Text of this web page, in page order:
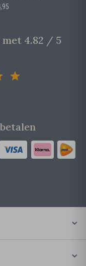
met 4.82 / 5